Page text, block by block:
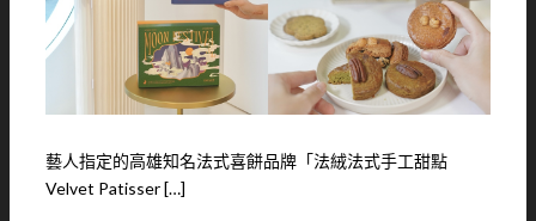
藝人指定的高雄知名法式喜餅品牌「法絨法式手工甜點
Velvet Patisser […]